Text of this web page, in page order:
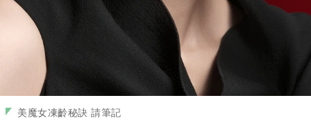
美魔女凍齡秘訣 請筆記